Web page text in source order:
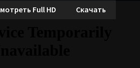
Full HD Скачать